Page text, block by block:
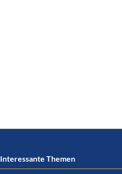
Interessante Themen